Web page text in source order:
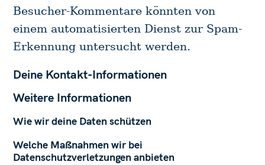
Besucher-Kommentare könnten von
einem automatisierten Dienst zur Spam-
Erkennung untersucht werden.
Deine Kontakt-Informationen
Weitere Informationen
Wie wir deine Daten schützen
Welche Maßnahmen wir bei
Datenschutzverletzungen anbieten